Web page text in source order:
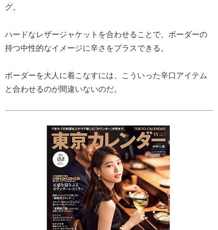
グ。
ハードなレザージャケットを合わせることで、ボーダーの
持つ中性的なイメージに辛さをプラスできる。
ボーダーを大人に着こなすには、こういった辛口アイテム
と合わせるのが間違いないのだ。